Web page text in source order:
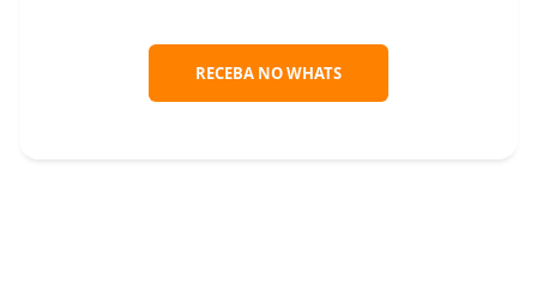
RECEBA NO WHATS